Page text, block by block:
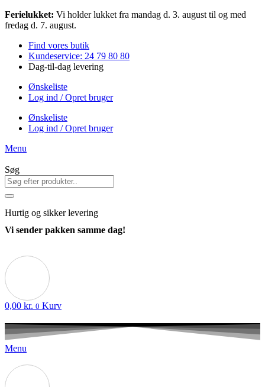
Videre
til
Ferielukket: Vi holder lukket fra mandag d. 3. august til og med
fredag d. 7. august.
Find vores butik
Kundeservice: 24 79 80 80
Dag-til-dag levering
Ønskeliste
Log ind / Opret bruger
Ønskeliste
Log ind / Opret bruger
Menu
Søg
Hurtig og sikker levering
Vi sender pakken samme dag!
0,00 kr. 0 Kurv
Menu